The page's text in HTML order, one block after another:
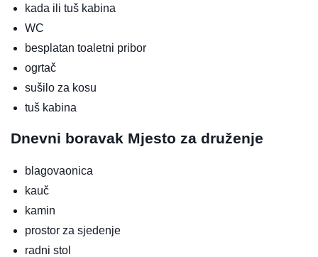
kada ili tuš kabina
WC
besplatan toaletni pribor
ogrtač
sušilo za kosu
tuš kabina
Dnevni boravak Mjesto za druženje
blagovaonica
kauč
kamin
prostor za sjedenje
radni stol